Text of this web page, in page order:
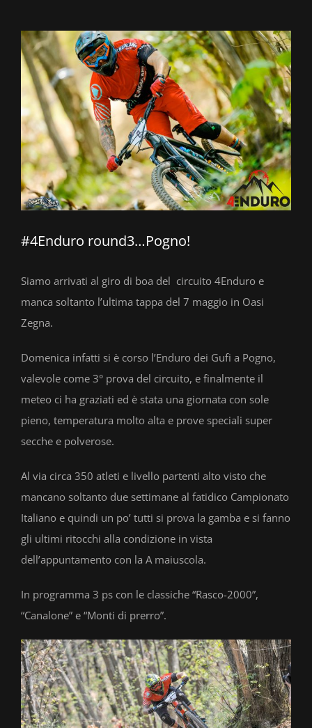
Ingrandisci
immagine
#4Enduro round3…Pogno!
Siamo arrivati al giro di boa del circuito 4Enduro e
manca soltanto l’ultima tappa del 7 maggio in Oasi
Zegna.
Domenica infatti si è corso l’Enduro dei Gufi a Pogno,
valevole come 3° prova del circuito, e finalmente il
meteo ci ha graziati ed è stata una giornata con sole
pieno, temperatura molto alta e prove speciali super
secche e polverose.
Al via circa 350 atleti e livello partenti alto visto che
mancano soltanto due settimane al fatidico Campionato
Italiano e quindi un po’ tutti si prova la gamba e si fanno
gli ultimi ritocchi alla condizione in vista
dell’appuntamento con la A maiuscola.
In programma 3 ps con le classiche “Rasco-2000”,
“Canalone” e “Monti di prerro”.